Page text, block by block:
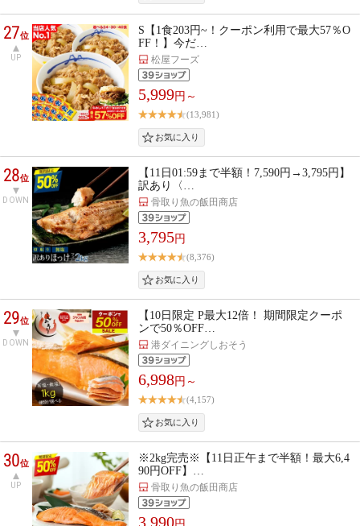
27位
UP
S【1食203円~！クーポン利用で最大57％O
FF！】今だ…
松屋フーズ
5,999円～
(13,981)
28位
DOWN
【11日01:59まで半額！7,590円→3,795円】
訳あり〈…
骨取り魚の飯田商店
3,795円
(8,376)
29位
DOWN
【10日限定 P最大12倍！ 期間限定クーポ
ンで50％OFF…
港ダイニングしおそう
6,998円～
(4,157)
30位
UP
※2kg完売※【11日正午まで半額！最大6,4
90円OFF】…
骨取り魚の飯田商店
3,990